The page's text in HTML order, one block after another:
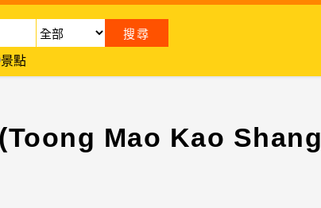
景點
Mao Kao Shang